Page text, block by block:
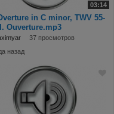
03:14
in C minor, TWV 55-
Ouverture.mp3
37 просмотров
назад